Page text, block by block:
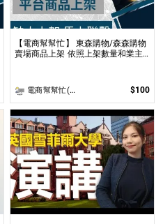
【電商幫幫忙】 東森購物/森森購物
賣場商品上架 依照上架數量和業主
電商幫幫忙(電商平台代營運/電商上架/運營策略/網路行銷) $100